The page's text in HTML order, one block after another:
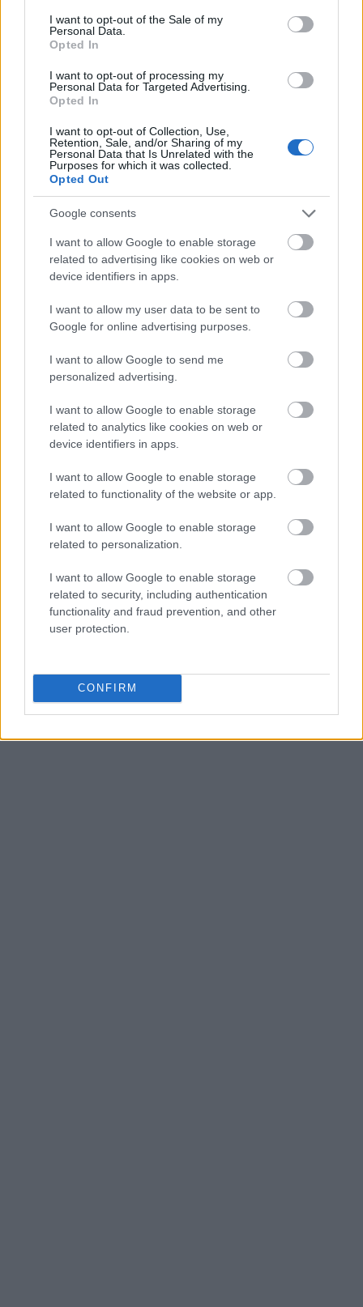
consent section.
I want to opt-out of the Sale of my
Personal Data.
Opted In
I want to opt-out of processing my
Personal Data for Targeted Advertising.
Opted In
I want to opt-out of Collection, Use,
Retention, Sale, and/or Sharing of my
Personal Data that Is Unrelated with the
Purposes for which it was collected.
Opted Out
Google consents
I want to allow Google to enable storage
related to advertising like cookies on web or
device identifiers in apps.
I want to allow my user data to be sent to
Google for online advertising purposes.
I want to allow Google to send me
personalized advertising.
I want to allow Google to enable storage
related to analytics like cookies on web or
device identifiers in apps.
I want to allow Google to enable storage
related to functionality of the website or app.
I want to allow Google to enable storage
related to personalization.
I want to allow Google to enable storage
related to security, including authentication
functionality and fraud prevention, and other
user protection.
CONFIRM
Gaming
AI
Redakcja
Reklama
Kontakt
Obserwuj nas
Zacznij pisać, żeby zobaczyć wyniki lub przyciśnij ESC,
by zamknąć
SUBSCRIBE
A customizable modal perfect for newsletters
[mc4wp_form id="496"]